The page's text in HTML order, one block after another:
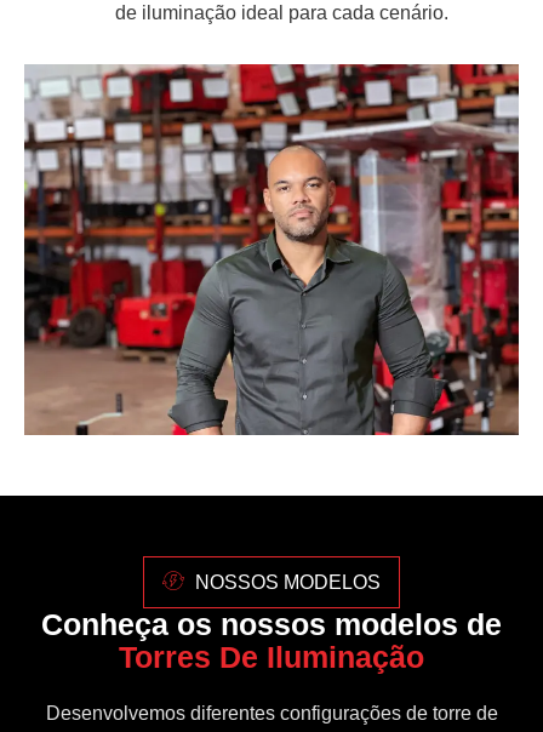
de iluminação ideal para cada cenário.
NOSSOS MODELOS
Conheça os nossos modelos de
Torres De Iluminação
Desenvolvemos diferentes configurações de torre de